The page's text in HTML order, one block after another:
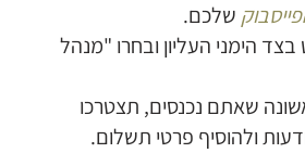
שלכם.
הימני העליון ובחרו "מנהל
שאתם נכנסים, תצטרכו
ולהוסיף פרטי תשלום.